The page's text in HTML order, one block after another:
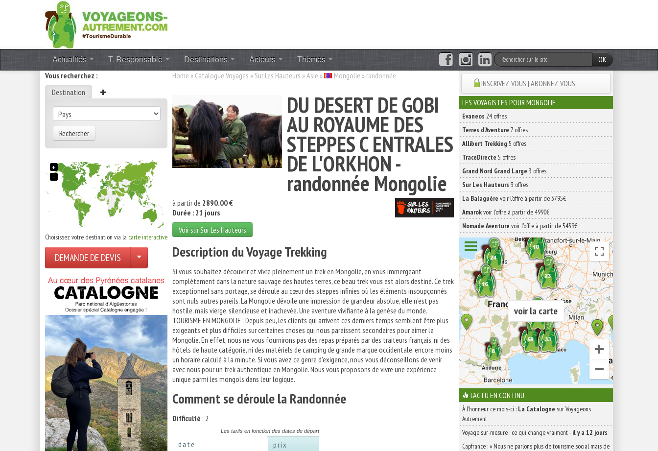
Actualités T. Responsable Destinations Acteurs Thèmes
OK
Vous recherchez :
Destination
Rechercher
+
−
Choisissez votre destination via la carte interactive
DEMANDE DE DEVIS
Home » Catalogue Voyages » Sur Les Hauteurs »Asie » Mongolie » randonnée
DU DESERT DE GOBI
AU ROYAUME DES
STEPPES C ENTRALES
DE L'ORKHON -
randonnée Mongolie
à partir de 2890.00 €
Durée : 21 jours
Voir sur Sur Les Hauteurs
Description du Voyage Trekking
Si vous souhaitez découvrir et vivre pleinement un trek en Mongolie, en vous immergeant
complètement dans la nature sauvage des hautes terres, ce beau trek vous est alors destiné. Ce trek
exceptionnel sans portage, se déroule au cœur des steppes infinies où les éléments insoupçonnés
sont nuls autres pareils. La Mongolie dévoile une impression de grandeur absolue, elle n'est pas
hostile, mais vierge, silencieuse et inachevée. Une aventure vivifiante à la genèse du monde.
TOURISME EN MONGOLIE : Depuis peu, les clients qui arrivent ces derniers temps semblent être plus
exigeants et plus difficiles sur certaines choses qui nous paraissent secondaires pour aimer la
Mongolie. En effet, nous ne vous fournirons pas des repas préparés par des traiteurs français, ni des
hôtels de haute catégorie, ni des matériels de camping de grande marque occidentale, encore moins
un horaire calculé à la minute. Si vous avez ce genre d’exigence, nous vous déconseillons de venir
avec nous pour un trek authentique en Mongolie. Nous vous proposons de vivre une expérience
unique parmi les mongols dans leur logique.
Comment se déroule la Randonnée
Difficulté : 2
Les tarifs en fonction des dates de départ
date
prix
INSCRIVEZ-VOUS | ABONNEZ-VOUS
LES VOYAGISTES POUR MONGOLIE
Evaneos 24 offres
Terres d'Aventure 7 offres
Allibert Trekking 5 offres
TraceDirecte 5 offres
Grand Nord Grand Large 3 offres
Sur Les Hauteurs 3 offres
La Balaguère voir l'offre à partir de 3795€
Amarokvoir l'offre à partir de 4990€
Nomade Aventure voir l'offre à partir de 5439€
voir la carte
L'ACTU EN CONTINU
À l'honneur ce mois-ci : La Catalogne sur Voyageons
Autrement
Voyage sur-mesure : ce qui change vraiment-il y a 12 jours
Capfrance : « Nous ne parlons plus de tourisme social mais de